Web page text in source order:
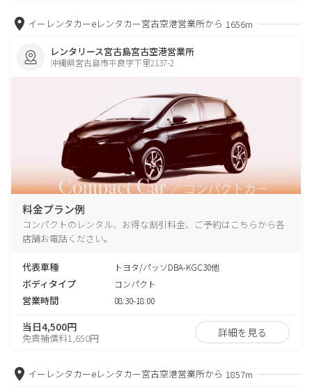
イーレンタカーeレンタカー宮古空港営業所から 1656m
レンタリース宮古島宮古空港営業所
沖縄県宮古島市平良字下里2137-2
料金プラン例
コンパクトのレンタル、お得な割引料金、ご予約はこちらから各
店舗お電話ください。
代表車種 トヨタ/パッソDBA-KGC30他
ボディタイプ コンパクト
営業時間 08:30-18:00
当日4,500円
免責補償料1,650円 詳細を見る
イーレンタカーeレンタカー宮古空港営業所から 1857m